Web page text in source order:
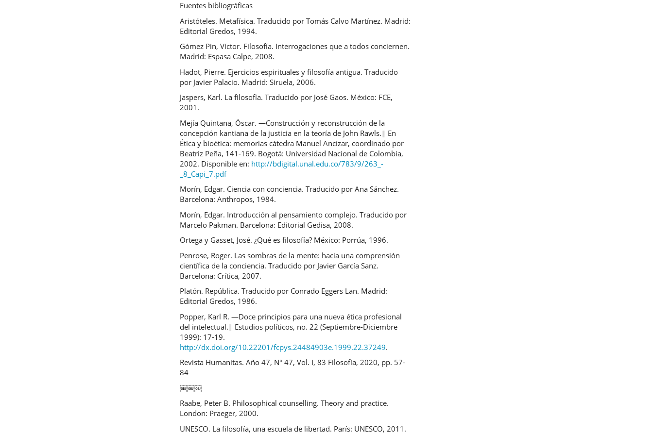
Fuentes bibliográficas
Aristóteles. Metafísica. Traducido por Tomás Calvo Martínez. Madrid:
Editorial Gredos, 1994.
Gómez Pin, Víctor. Filosofía. Interrogaciones que a todos conciernen.
Madrid: Espasa Calpe, 2008.
Hadot, Pierre. Ejercicios espirituales y filosofía antigua. Traducido
por Javier Palacio. Madrid: Siruela, 2006.
Jaspers, Karl. La filosofía. Traducido por José Gaos. México: FCE,
2001.
Mejía Quintana, Óscar. ―Construcción y reconstrucción de la
concepción kantiana de la justicia en la teoría de John Rawls.‖ En
Ética y bioética: memorias cátedra Manuel Ancízar, coordinado por
Beatriz Peña, 141-169. Bogotá: Universidad Nacional de Colombia,
2002. Disponible en: http://bdigital.unal.edu.co/783/9/263_-
_8_Capi_7.pdf
Morín, Edgar. Ciencia con conciencia. Traducido por Ana Sánchez.
Barcelona: Anthropos, 1984.
Morín, Edgar. Introducción al pensamiento complejo. Traducido por
Marcelo Pakman. Barcelona: Editorial Gedisa, 2008.
Ortega y Gasset, José. ¿Qué es filosofía? México: Porrúa, 1996.
Penrose, Roger. Las sombras de la mente: hacia una comprensión
científica de la conciencia. Traducido por Javier García Sanz.
Barcelona: Crítica, 2007.
Platón. República. Traducido por Conrado Eggers Lan. Madrid:
Editorial Gredos, 1986.
Popper, Karl R. ―Doce principios para una nueva ética profesional
del intelectual.‖ Estudios políticos, no. 22 (Septiembre-Diciembre
1999): 17-19.
http://dx.doi.org/10.22201/fcpys.24484903e.1999.22.37249.
Revista Humanitas. Año 47, N° 47, Vol. I, 83 Filosofía, 2020, pp. 57-
84
￼￼￼
Raabe, Peter B. Philosophical counselling. Theory and practice.
London: Praeger, 2000.
UNESCO. La filosofía, una escuela de libertad. París: UNESCO, 2011.